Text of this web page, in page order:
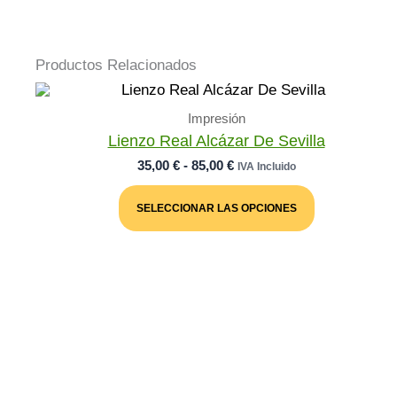
Productos Relacionados
Impresión
Lienzo Real Alcázar De Sevilla
35,00 € - 85,00 €Rango
Desde
35,00 €
IVA Incluido
SELECCIONAR LAS OPCIONES
Producto
Tiene